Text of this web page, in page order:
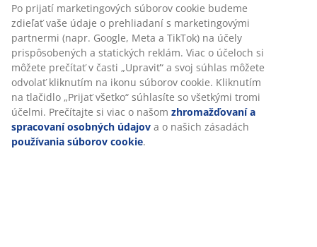
Po prijatí marketingových súborov cookie budeme
zdieľať vaše údaje o prehliadaní s marketingovými
partnermi (napr. Google, Meta a TikTok) na účely
prispôsobených a statických reklám. Viac o účeloch si
môžete prečítať v časti „Upraviť“ a svoj súhlas môžete
odvolať kliknutím na ikonu súborov cookie. Kliknutím
na tlačidlo „Prijať všetko“ súhlasíte so všetkými tromi
účelmi. Prečítajte si viac o našom zhromažďovaní a
spracovaní osobných údajov a o našich zásadách
používania súborov cookie.